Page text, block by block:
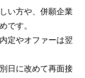
い方や、併願企業
です。
定やオファーは翌
日に改めて再面接